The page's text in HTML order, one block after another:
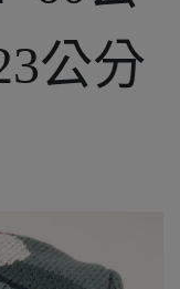
公分